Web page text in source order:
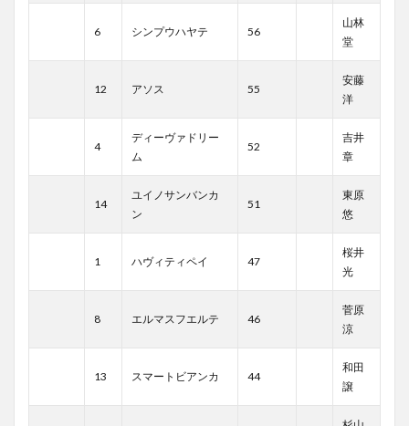
6 シンプウハヤテ 56
山林
堂
12 アソス 55
安藤
洋
4
ディーヴァドリー
ム
52
吉井
章
14
ユイノサンバンカ
ン
51
東原
悠
1 ハヴィティペイ 47
桜井
光
8 エルマスフエルテ 46
菅原
涼
13 スマートビアンカ 44
和田
譲